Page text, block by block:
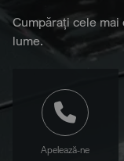
Cumpărați cele
lume.
Apelează-ne